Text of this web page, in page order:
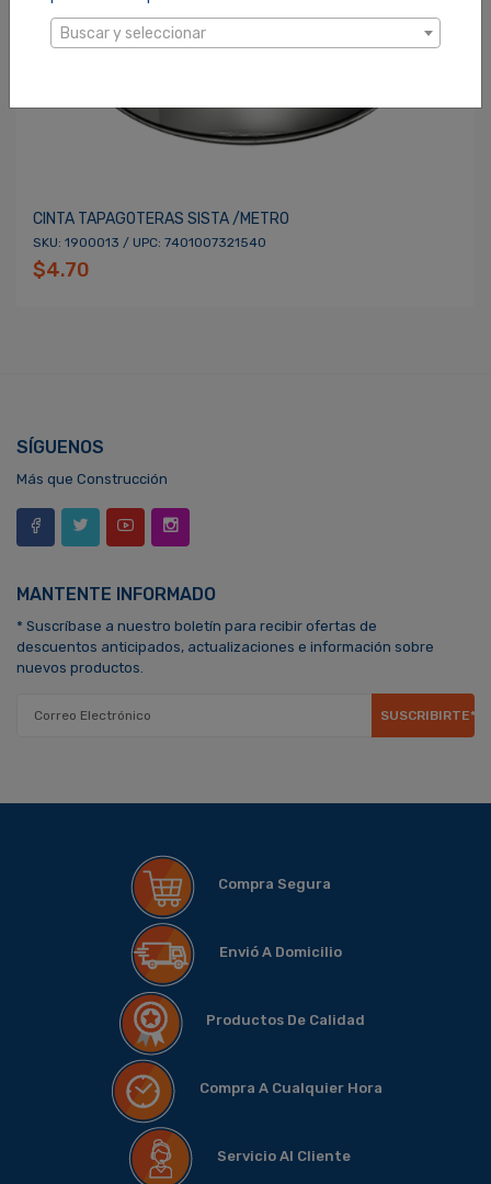
Buscar y seleccionar
CINTA TAPAGOTERAS SISTA /METRO
SKU: 1900013 / UPC: 7401007321540
$4.70
SÍGUENOS
Más que Construcción
MANTENTE INFORMADO
* Suscríbase a nuestro boletín para recibir ofertas de
descuentos anticipados, actualizaciones e información sobre
nuevos productos.
SUSCRIBIRTE*
Compra Segura
Envió A Domicilio
Productos De Calidad
Compra A Cualquier Hora
Servicio Al Cliente